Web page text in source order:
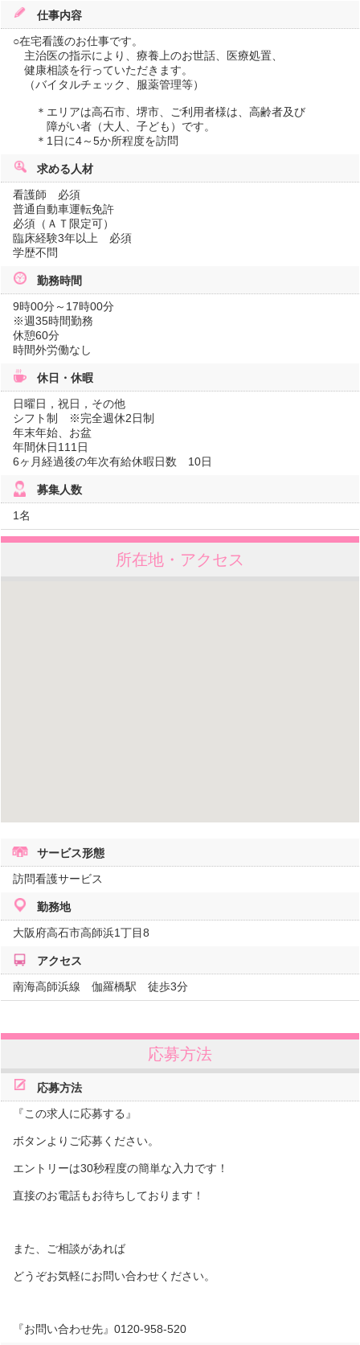
仕事内容
○在宅看護のお仕事です。
主治医の指示により、療養上のお世話、医療処置、
健康相談を行っていただきます。
（バイタルチェック、服薬管理等）
＊エリアは高石市、堺市、ご利用者様は、高齢者及び
障がい者（大人、子ども）です。
＊1日に4～5か所程度を訪問
求める人材
看護師 必須
普通自動車運転免許
必須（ＡＴ限定可）
臨床経験3年以上 必須
学歴不問
勤務時間
9時00分～17時00分
※週35時間勤務
休憩60分
時間外労働なし
休日・休暇
日曜日，祝日，その他
シフト制 ※完全週休2日制
年末年始、お盆
年間休日111日
6ヶ月経過後の年次有給休暇日数 10日
募集人数
1名
所在地・アクセス
サービス形態
訪問看護サービス
勤務地
大阪府高石市高師浜1丁目8
アクセス
南海高師浜線 伽羅橋駅 徒歩3分
応募方法
応募方法
『この求人に応募する』
ボタンよりご応募ください。
エントリーは30秒程度の簡単な入力です！
直接のお電話もお待ちしております！
また、ご相談があれば
どうぞお気軽にお問い合わせください。
『お問い合わせ先』0120-958-520